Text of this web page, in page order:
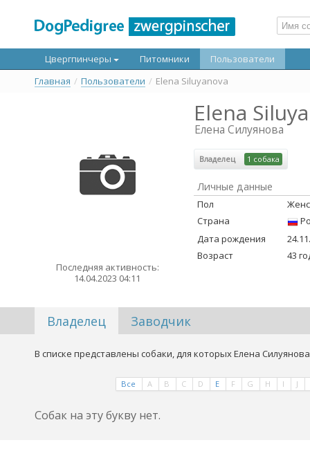
Цвергпинчеры Питомники
Пользователи
Главная / Пользователи / Elena Siluyanova
Последняя активность:
14.04.2023 04:11
Elena
Елена Силуянова
Владелец 1 собака
Личные данные
Пол
Страна
Дата рождения
Возраст
43
Владелец Заводчик
В списке представлены собаки, для которых Елена
Все A B C D E F G H I J
Собак на эту букву нет.